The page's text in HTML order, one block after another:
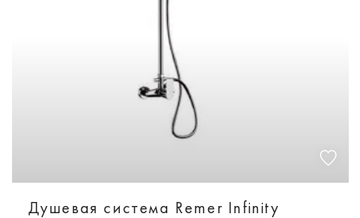
Душевая система Remer Infinity